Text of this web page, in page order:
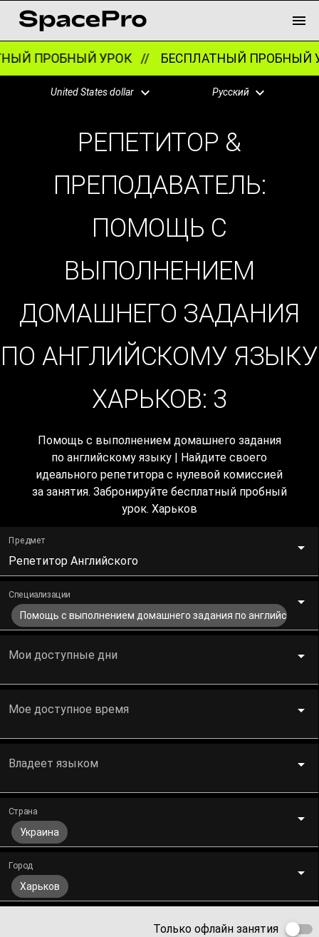
ПРОБНЫЙ УРОК //БЕСПЛАТНЫЙ ПРОБНЫЙ
United States dollar Русский
РЕПЕТИТОР &
ПРЕПОДАВАТЕЛЬ:
ПОМОЩЬ С
ВЫПОЛНЕНИЕМ
ДОМАШНЕГО ЗАДАНИЯ
ПО АНГЛИЙСКОМУ ЯЗЫКУ
ХАРЬКОВ: 3
Помощь с выполнением домашнего задания
по английскому языку | Найдите своего
идеального репетитора с нулевой комиссией
за занятия. Забронируйте бесплатный пробный
урок. Харьков
Предмет
Репетитор Английского
Специализации
Помощь с выполнением домашнего задания по английскому
Мои доступные дни
Мое доступное время
Владеет языком
Страна
Украина
Город
Харьков
Только офлайн занятия